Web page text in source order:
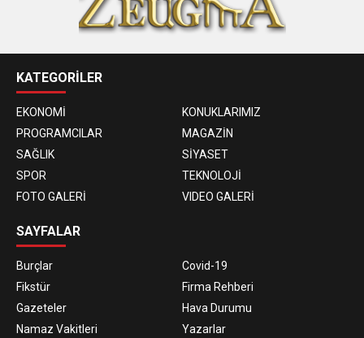
KATEGORİLER
EKONOMİ
KONUKLARIMIZ
PROGRAMCILAR
MAGAZİN
SAĞLIK
SİYASET
SPOR
TEKNOLOJİ
FOTO GALERİ
VIDEO GALERİ
SAYFALAR
Burçlar
Covid-19
Fikstür
Firma Rehberi
Gazeteler
Hava Durumu
Namaz Vakitleri
Yazarlar